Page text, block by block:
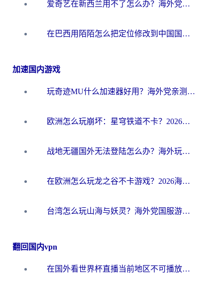
爱奇艺在新西兰用不了怎么办？海外党亲测有效的回国加速方案
在巴西用陌陌怎么把定位修改到中国国内？海外党必看的回国加速全攻略
加速国内游戏
玩奇迹MU什么加速器好用？海外党亲测：这款加速器让你告别延迟卡顿！
欧洲怎么玩崩坏：星穹铁道不卡？2026海外玩家国服游戏加速器终极攻略
战地无疆国外无法登陆怎么办？海外玩家国服畅玩终极指南（附欧服魔兽EVE加速方案）
在欧洲怎么玩龙之谷不卡游戏？2026海外党国服游戏加速全攻略
台湾怎么玩山海与妖灵？海外党国服游戏加速全攻略，告别延迟卡顿
翻回国内vpn
在国外看世界杯直播当前地区不可播放？海外党必看的回国加速全攻略